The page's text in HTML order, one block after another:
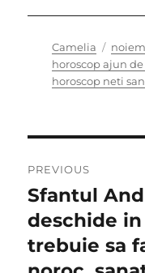
Author
Camelia
Posted
on
horoscop ajun de
horoscop neti
în
articole
PREVIOUS
Previous
post:
Sfantul
deschide in
trebuie sa